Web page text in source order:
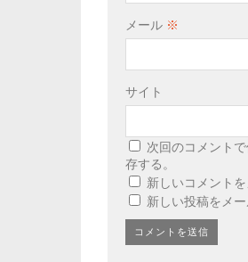
メール ※
サイト
次回のコメント
存する。
新しいコメント
新しい投稿をメ